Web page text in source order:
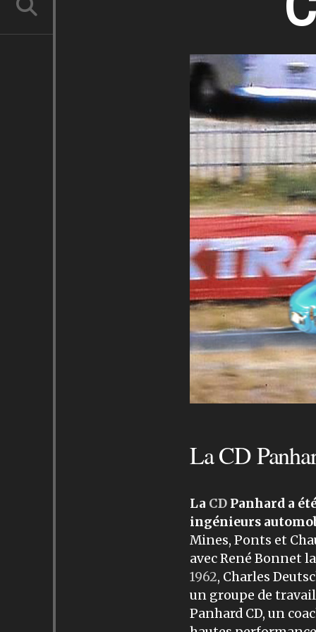
La CD
La CD Panhard a
ingénieurs
Mines, Ponts et
avec René Bonnet
1962, Charles
un groupe de
Panhard CD, un